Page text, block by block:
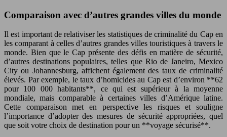
Comparaison avec d’autres grandes villes du monde
Il est important de relativiser les statistiques de criminalité du Cap en
les comparant à celles d’autres grandes villes touristiques à travers le
monde. Bien que le Cap présente des défis en matière de sécurité,
d’autres destinations populaires, telles que Rio de Janeiro, Mexico
City ou Johannesburg, affichent également des taux de criminalité
élevés. Par exemple, le taux d’homicides au Cap est d’environ **62
pour 100 000 habitants**, ce qui est supérieur à la moyenne
mondiale, mais comparable à certaines villes d’Amérique latine.
Cette comparaison met en perspective les risques et souligne
l’importance d’adopter des mesures de sécurité appropriées, quel
que soit votre choix de destination pour un **voyage sécurisé**.